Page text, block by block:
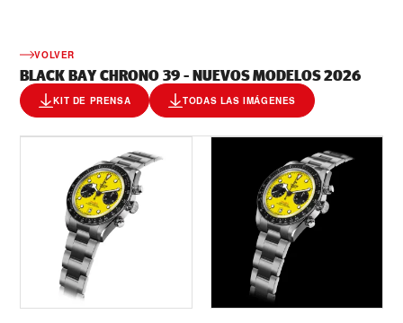
VOLVER
BLACK BAY CHRONO 39 - NUEVOS MODELOS 2026
KIT DE PRENSA TODAS LAS IMÁGENES